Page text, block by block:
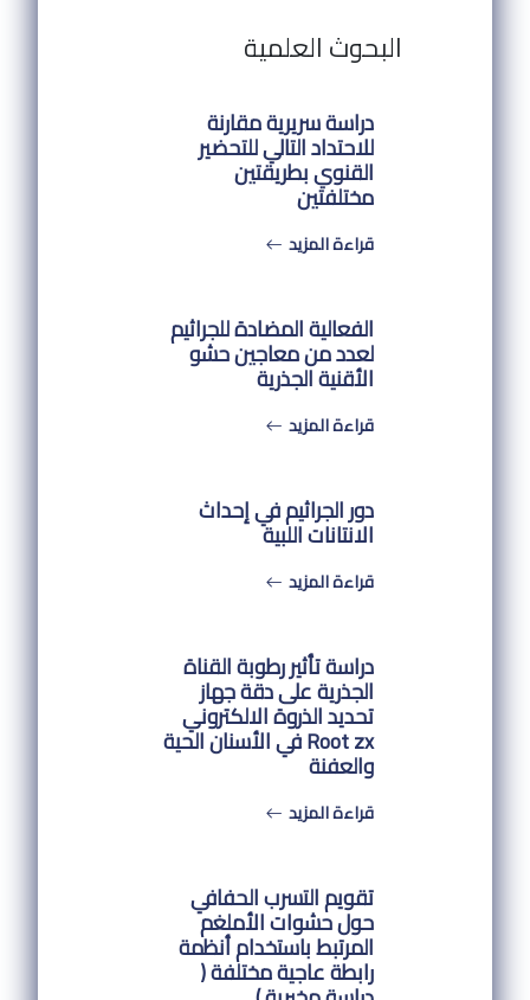
البحوث العلمية
دراسة سريرية مقارنة
للاحتداد التالي للتحضير
القنوي بطريقتين
مختلفتين
قراءة المزيد
الفعالية المضادة للجراثيم
لعدد من معاجين حشو
الأقنية الجذرية
قراءة المزيد
دور الجراثيم في إحداث
الانتانات اللبية
قراءة المزيد
دراسة تأثير رطوبة القناة
الجذرية على دقة جهاز
تحديد الذروة الالكتروني
Root zx في الأسنان الحية
والعفنة
قراءة المزيد
تقويم التسرب الحفافي
حول حشوات الأملغم
المرتبط باستخدام أنظمة
رابطة عاجية مختلفة (